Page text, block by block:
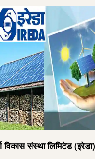
विकास संस्‍था लिमिटेड (इरेडा)